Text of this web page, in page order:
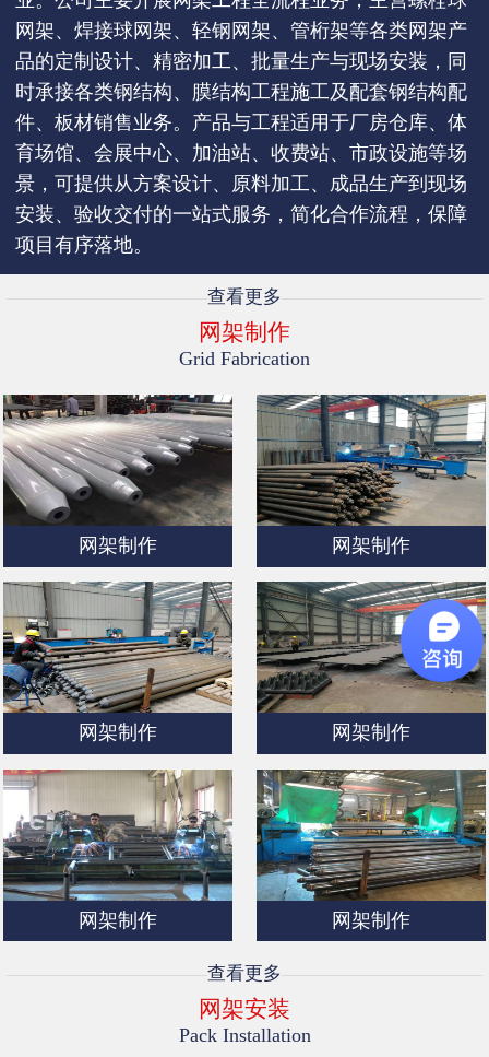
网架、焊接球网架、轻钢网架、管桁架等各类网架产
品的定制设计、精密加工、批量生产与现场安装，同
时承接各类钢结构、膜结构工程施工及配套钢结构配
件、板材销售业务。产品与工程适用于厂房仓库、体
育场馆、会展中心、加油站、收费站、市政设施等场
景，可提供从方案设计、原料加工、成品生产到现场
安装、验收交付的一站式服务，简化合作流程，保障
项目有序落地。
查看更多
网架制作
Grid Fabrication
网架制作 网架制作
网架制作 网架制作
网架制作 网架制作
查看更多
网架安装
Pack Installation